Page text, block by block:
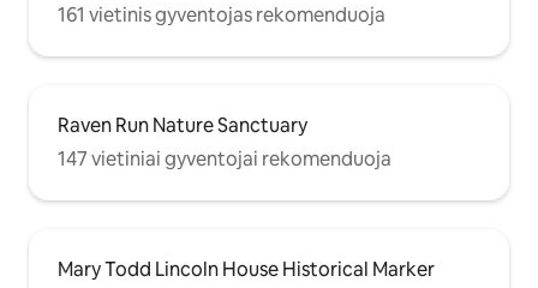
161 vietinis gyventojas rekomenduoja
Raven Run Nature Sanctuary
147 vietiniai gyventojai rekomenduoja
Mary Todd Lincoln House Historical Marker